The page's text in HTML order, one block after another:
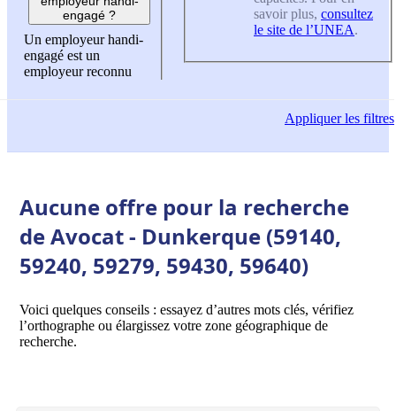
engagé ?
Un employeur handi-
engagé est un
employeur reconnu
savoir plus, consultez
le site de l’UNEA.
Appliquerles filtres
Aucune offre pour la recherche
de Avocat - Dunkerque (59140,
59240, 59279, 59430, 59640)
Voici quelques conseils : essayez d’autres mots clés, vérifiez
l’orthographe ou élargissez votre zone géographique de
recherche.